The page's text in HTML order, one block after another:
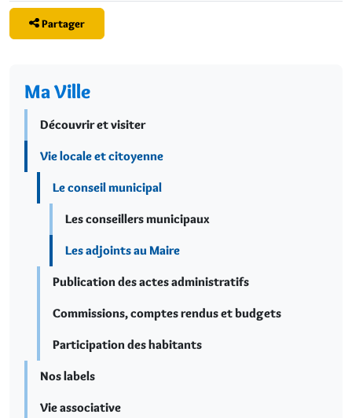
Partager
Ma Ville
Découvrir et visiter
Vie locale et citoyenne
Le conseil municipal
Les conseillers municipaux
Les adjoints au Maire
Publication des actes administratifs
Commissions, comptes rendus et budgets
Participation des habitants
Nos labels
Vie associative